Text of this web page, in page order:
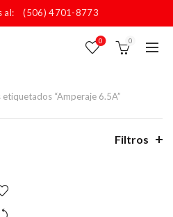
al: (506) 4701-8773
0 0
“Amperaje 6.5A”
Filtros